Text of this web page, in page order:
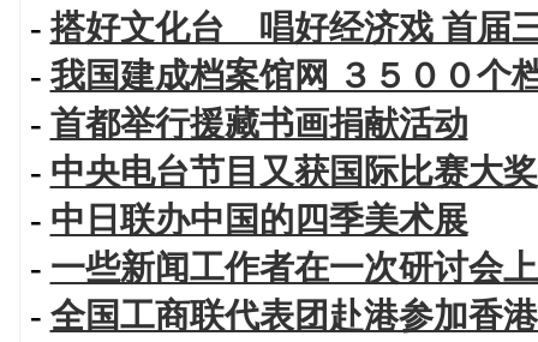
- 搭好文化台 唱好经济戏 首届
- 我国建成档案馆网 ３５００个
- 首都举行援藏书画捐献活动
- 中央电台节目又获国际比赛大奖
- 中日联办中国的四季美术展
- 一些新闻工作者在一次研讨会
- 全国工商联代表团赴港参加香